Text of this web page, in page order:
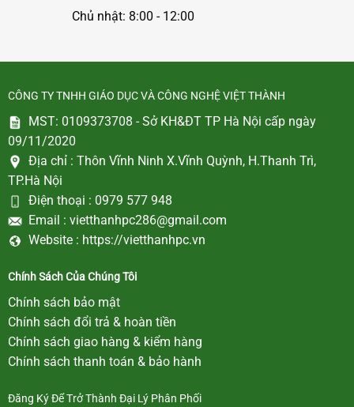
Chủ nhật: 8:00 - 12:00
CÔNG TY TNHH GIÁO DỤC VÀ CÔNG NGHỆ VIỆT THÀNH
MST: 0109373708 - Sở KH&ĐT TP Hà Nội cấp ngày
09/11/2020
Địa chỉ : Thôn Vĩnh Ninh X.Vĩnh Quỳnh, H.Thanh Trì,
TP.Hà Nội
Điện thoại : 0979 577 948
Email : vietthanhpc286@gmail.com
Website : https://vietthanhpc.vn
Chính Sách Của Chúng Tôi
Chính sách bảo mật
Chính sách đổi trả & hoàn tiền
Chính sách giao hàng & kiểm hàng
Chính sách thanh toán & bảo hành
Đăng Ký Để Trở Thành Đại Lý Phân Phối